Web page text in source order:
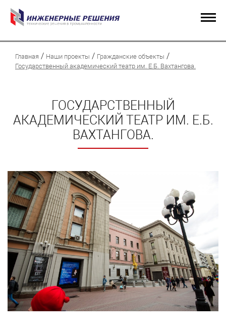
Главная / Наши проекты / Гражданские объекты /
Государственный академический театр им. Е.Б. Вахтангова.
ГОСУДАРСТВЕННЫЙ
АКАДЕМИЧЕСКИЙ ТЕАТР ИМ. Е.Б.
ВАХТАНГОВА.